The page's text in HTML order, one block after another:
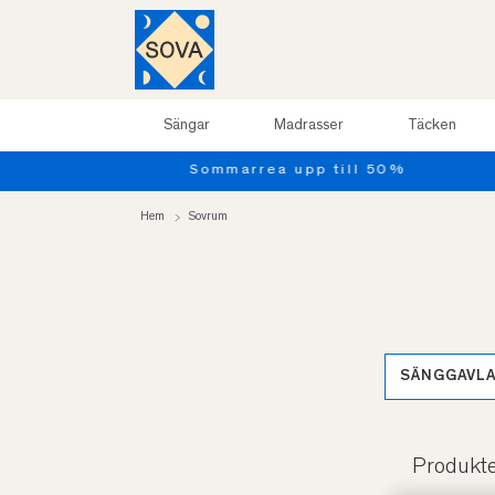
Sängar Madrasser Täcken
Hem Sovrum